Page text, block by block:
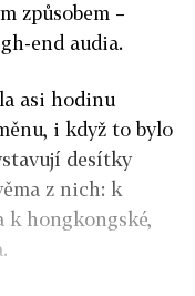
způsobem –
end audia.
asi hodinu
i když to bylo
desítky
z nich: k
k hongkongské,